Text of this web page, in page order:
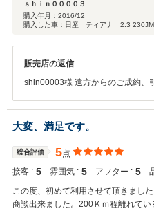
お車に関する事は何でもご対応さ
したらお気軽にご連絡ください。
ｓｈｉｎ００００３
購入年月： 2016/12
購入した車：日産 ティアナ 2.3 230JM
販売店の返信
shin00003様 遠方からのご成約、引取りありがとうございました。 当
かあっても当社ですぐには対応で
札幌と旭川にもございますので、
ご対応させていただきます、中古
性もございますので何かございま
様とのお取引も遠方にもかかわら
しても気持ちの良いお取引ができ
ご検討いただけましたら幸いです
た。
大変、満足です。
総合評価 5点
接客 : 5 雰囲気 : 5 アフター : 5
この度、初めて利用させて頂きまし
商談出来ました。200Ｋｍ程離れて